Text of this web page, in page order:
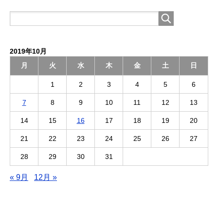
2019年10月
月
火 水 木 金 土 日
1 2 3 4 5 6
7 8 9 10 11 12 13
14 15 16 17 18 19 20
21 22 23 24 25 26 27
28 29 30 31
« 9月 12月 »